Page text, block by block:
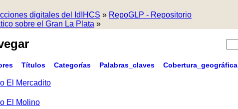
digitales del IdIHCS » RepoGLP - Repositorio
sobre el Gran La Plata »
Títulos Categorías Palabras_claves Cobertura_geográfica
El Mercadito
El Molino